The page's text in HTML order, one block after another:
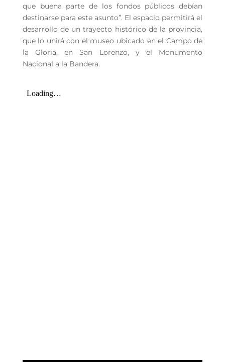
que buena parte de los fondos públicos debían
destinarse para este asunto”. El espacio permitirá el
desarrollo de un trayecto histórico de la provincia,
que lo unirá con el museo ubicado en el Campo de
la Gloria, en San Lorenzo, y el Monumento
Nacional a la Bandera.